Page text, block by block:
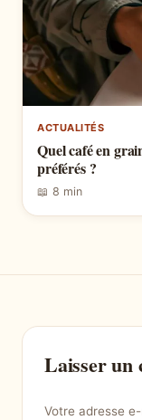
ACTUALITÉS
Quel café en
préférés ?
📖 8 min
Laisser un
Votre adresse